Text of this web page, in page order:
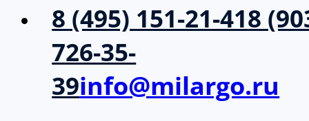
8 (495) 151-21-418
726-35-
39info@milargo.ru